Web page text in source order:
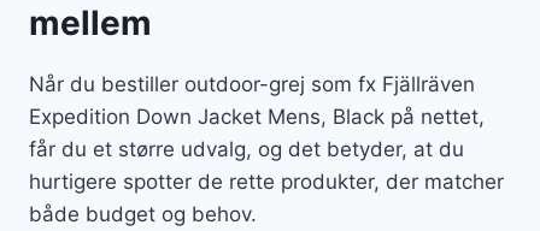
mellem
Når du bestiller outdoor-grej som fx Fjällräven
Expedition Down Jacket Mens, Black på nettet,
får du et større udvalg, og det betyder, at du
hurtigere spotter de rette produkter, der matcher
både budget og behov.